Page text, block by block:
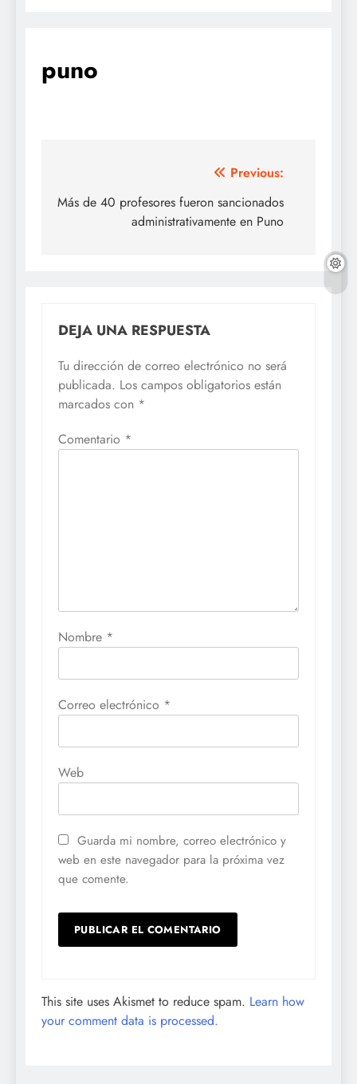
puno
de
entradas
Previous:
Más de 40 profesores fueron sancionados
administrativamente en Puno
DEJA UNA RESPUESTA
Tu dirección de correo electrónico no será
publicada. Los campos obligatorios están
marcados con *
Comentario *
Nombre *
Correo electrónico *
Web
Guarda mi nombre, correo electrónico y
web en este navegador para la próxima vez
que comente.
This site uses Akismet to reduce spam. Learn how
your comment data is processed.